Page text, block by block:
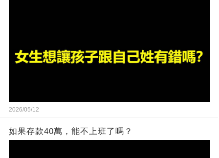
2026/05/12
如果存款40萬，能不上班了嗎？